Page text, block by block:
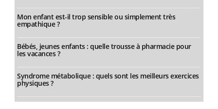
Mon enfant est-il trop sensible ou simplement très
empathique ?
Bébés, jeunes enfants : quelle trousse à pharmacie pour
les vacances ?
Syndrome métabolique : quels sont les meilleurs exercices
physiques ?